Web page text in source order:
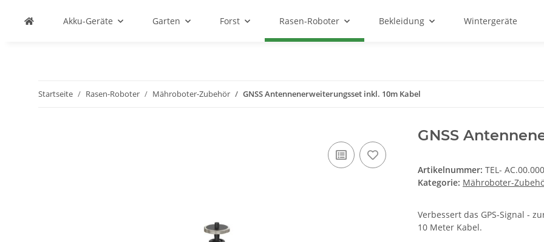
Akku-Geräte Garten Forst Rasen-Roboter Bekleidung Wintergeräte
Startseite Rasen-Roboter Mähroboter-Zubehör GNSS Antennenerweiterungsset inkl. 10m Kabel
GNSS
Artikelnummer: TEL-
Kategorie: Mähroboter-
Verbessert das GPS-Signal -
10 Meter Kabel.